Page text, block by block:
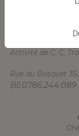
Activité de C. C.
Rue du Bosquet
BE0786.244.089